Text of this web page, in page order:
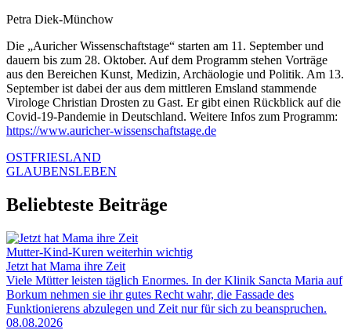
Petra Diek-Münchow
Die „Auricher Wissenschaftstage“ starten am 11. September und
dauern bis zum 28. Oktober. Auf dem Programm stehen Vorträge
aus den Bereichen Kunst, Medizin, Archäologie und Politik. Am 13.
September ist dabei der aus dem mittleren Emsland stammende
Virologe Christian Drosten zu Gast. Er gibt einen Rückblick auf die
Covid-19-Pandemie in Deutschland. Weitere Infos zum Programm:
https://www.auricher-wissenschaftstage.de
OSTFRIESLAND
GLAUBENSLEBEN
Beliebteste Beiträge
Mutter-Kind-Kuren weiterhin wichtig
Jetzt hat Mama ihre Zeit
Viele Mütter leisten täglich Enormes. In der Klinik Sancta Maria auf
Borkum nehmen sie ihr gutes Recht wahr, die Fassade des
Funktionierens abzulegen und Zeit nur für sich zu beanspruchen.
08.08.2026